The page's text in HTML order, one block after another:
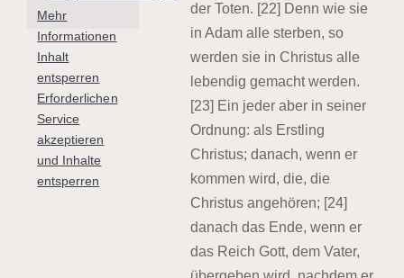
der Toten. [22] Denn wie sie
in Adam alle sterben, so
werden sie in Christus alle
lebendig gemacht werden.
[23] Ein jeder aber in seiner
Ordnung: als Erstling
Christus; danach, wenn er
kommen wird, die, die
Christus angehören; [24]
danach das Ende, wenn er
das Reich Gott, dem Vater,
Mehr
Informationen
Inhalt
entsperren
Erforderlichen
Service
akzeptieren
und Inhalte
entsperren